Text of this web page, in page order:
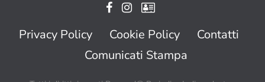
Privacy Policy Cookie Policy
Contatti
Comunicati Stampa